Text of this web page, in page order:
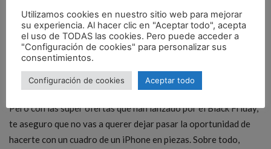
Simplemente, es arte. Un cuadro perfecto para los fans del
mundotechy sobre todo del ecosistema Apple. A mí por lo
menos me flipa.
Pero con las súper ofertas que han lanzado por el Black Friday,
te aseguro que no vas a querer dejar pasar la oportunidad de
hacerte con un cuadro de un iPhone en piezas. Sobre todo,
Utilizamos cookies en nuestro sitio web para mejorar
su experiencia. Al hacer clic en "Aceptar todo", acepta
el uso de TODAS las cookies. Pero puede acceder a
"Configuración de cookies" para personalizar sus
consentimientos.
Configuración de cookies Aceptar todo